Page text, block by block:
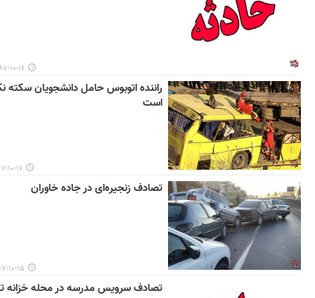
۱۳۹۷-۱۰-۱۶
راننده اتوبوس حامل دانشجویان سکته
است
۱۳۹۷-۱۰-
تصادف زنجیره‌ای در جاده خاوران
۱۳۹۷-۱۰-
تصادف سرویس مدرسه در محله خزانه